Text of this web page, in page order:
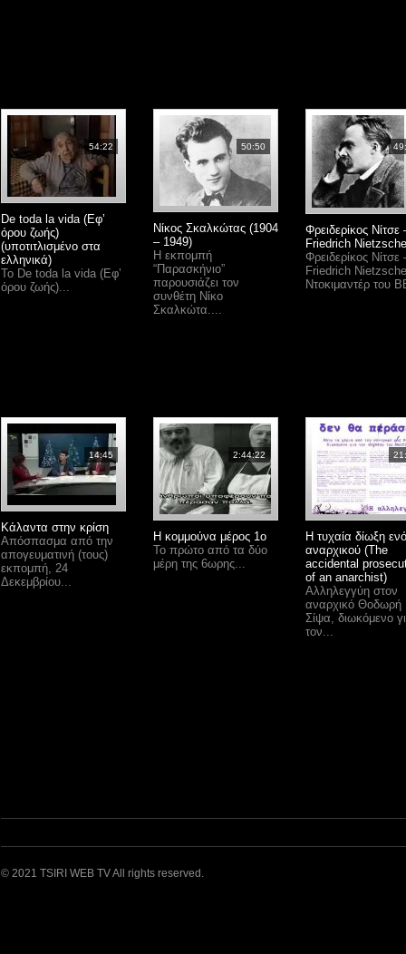
54:22
De toda la vida (Εφ’
όρου ζωής)
(υποτιτλισμένο στα
ελληνικά)
To De toda la vida (Εφ’
όρου ζωής)...
50:50
Νίκος Σκαλκώτας (1904
– 1949)
Η εκπομπή
“Παρασκήνιο”
παρουσιάζει τον
συνθέτη Νίκο
Σκαλκώτα....
Φρειδερίκος Νίτσε
Friedrich Nietzsche
Φρειδερίκος Νίτσε
Friedrich
Ντοκιμαντέρ του
14:45
Κάλαντα στην κρίση
Απόσπασμα από την
απογευματινή (τους)
εκπομπή, 24
Δεκεμβρίου...
2:44:22
Η κομμούνα μέρος 1ο
Το πρώτο από τα δύο
μέρη της 6ωρης...
Η τυχαία δίωξη
αναρχικού (The
accidental
of an anarchist)
Αλληλεγγύη στον
αναρχικό Θοδωρή
Σίψα, διωκόμενο
τον...
© 2021 TSIRI WEB TV All rights reserved.